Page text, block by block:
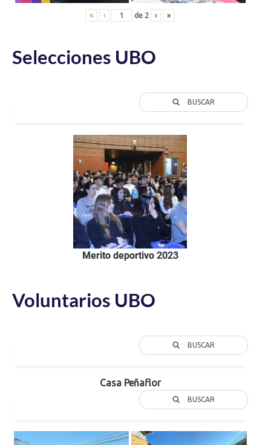
« ‹ de 2 › »
Selecciones UBO
BUSCAR
Merito deportivo 2023
Voluntarios UBO
BUSCAR
Casa Peñaflor
BUSCAR